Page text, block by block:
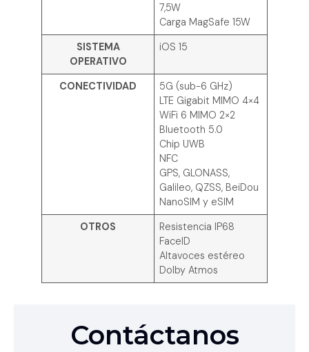
7,5W
Carga MagSafe 15W
SISTEMA
OPERATIVO
iOS 15
CONECTIVIDAD
5G (sub-6 GHz)
LTE Gigabit MIMO 4×4
WiFi 6 MIMO 2×2
Bluetooth 5.0
Chip UWB
NFC
GPS, GLONASS,
Galileo, QZSS, BeiDou
NanoSIM y eSIM
OTROS
Resistencia IP68
FaceID
Altavoces estéreo
Dolby Atmos
Contáctanos